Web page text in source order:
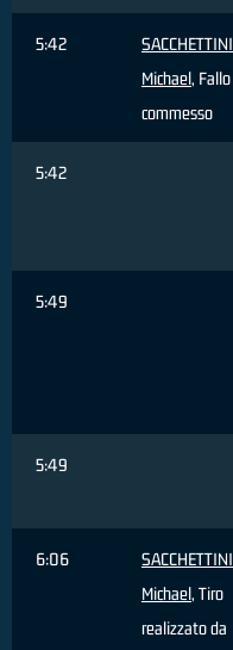
5:42
SACCHETTINI
Michael, Fallo
commesso
5:42
5:49
5:49
6:06
SACCHETTINI
Michael, Tiro
realizzato da